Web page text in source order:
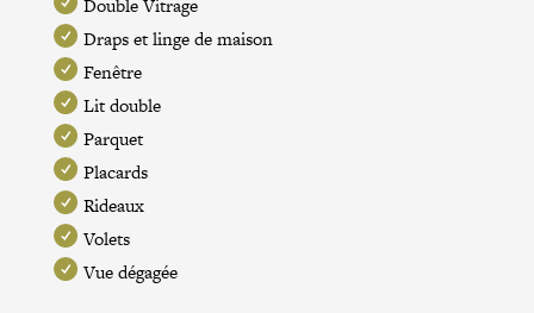
Draps et linge de maison
Fenêtre
Lit double
Parquet
Placards
Rideaux
Volets
Vue dégagée